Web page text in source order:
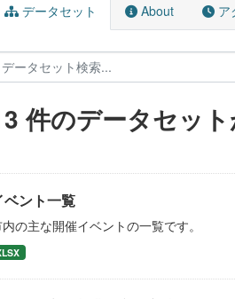
データセット About ア
件のデータセッ
ベント一覧
の主な開催イベントの一覧です。